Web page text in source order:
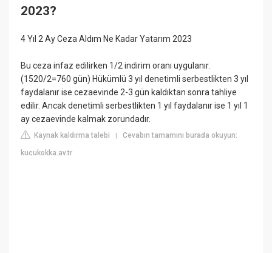
2023?
4 Yıl 2 Ay Ceza Aldım Ne Kadar Yatarım 2023
Bu ceza infaz edilirken 1/2 indirim oranı uygulanır.
(1520/2=760 gün) Hükümlü 3 yıl denetimli serbestlikten 3 yıl
faydalanır ise cezaevinde 2-3 gün kaldıktan sonra tahliye
edilir. Ancak denetimli serbestlikten 1 yıl faydalanır ise 1 yıl 1
ay cezaevinde kalmak zorundadır.
Kaynak kaldırma talebi |Cevabın tamamını burada okuyun:
kucukokka.av.tr